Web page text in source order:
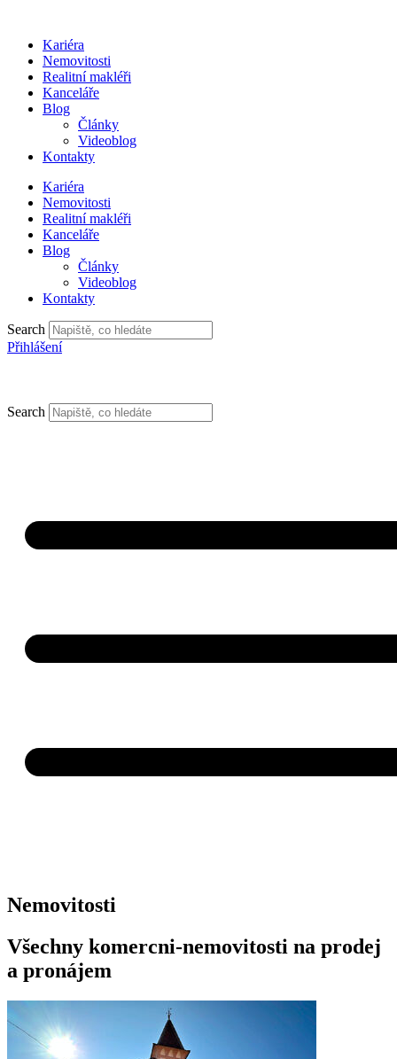
obsahuKariéra
Nemovitosti
Realitní makléři
Kanceláře
Blog
Články
Videoblog
Kontakty
Kariéra
Nemovitosti
Realitní makléři
Kanceláře
Blog
Články
Videoblog
Kontakty
Search
Přihlášení
Search
Nemovitosti
Všechny komercni-nemovitosti na prodej
a pronájem